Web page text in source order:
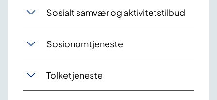
Sosialt samvær og aktivitetstilbud
Sosionomtjeneste
Tolketjeneste